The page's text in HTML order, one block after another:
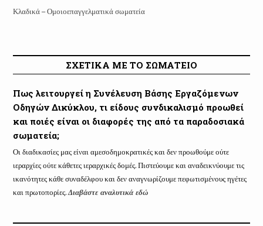
Κλαδικά – Ομοιοεπαγγελματικά σωματεία
ΣΧΕΤΙΚΑ ΜΕ ΤΟ ΣΩΜΑΤΕΙΟ
Πως λειτουργεί η Συνέλευση Βάσης Εργαζόμενων
Οδηγών Δικύκλου, τι είδους συνδικαλισμό προωθεί
και ποιές είναι οι διαφορές της από τα παραδοσιακά
σωματεία;
Οι διαδικασίες μας είναι αμεσοδημοκρατικές και δεν προωθούμε ούτε
ιεραρχίες ούτε κάθετες ιεραρχικές δομές. Πιστεύουμε και αναδεικνύουμε τις
ικανότητες κάθε συναδέλφου και δεν αναγνωρίζουμε πεφωτισμένους ηγέτες
και πρωτοπορίες.Διαβάστε αναλυτικά εδώ